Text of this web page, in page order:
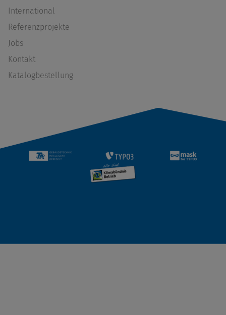
International
Referenzprojekte
Jobs
Kontakt
Katalogbestellung